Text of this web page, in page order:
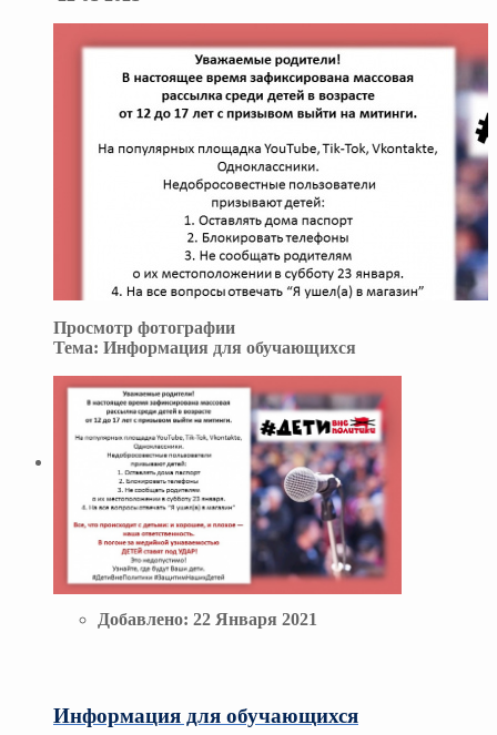
Просмотр фотографии
Тема: Информация для обучающихся
Добавлено: 22 Января 2021
Информация для обучающихся